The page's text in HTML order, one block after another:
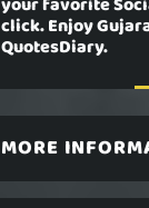
your favorite
click. Enjoy
QuotesDiary.
MORE